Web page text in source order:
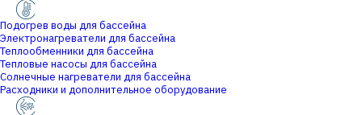
Подогрев воды для бассейна
Электронагреватели для бассейна
Теплообменники для бассейна
Тепловые насосы для бассейна
Солнечные нагреватели для бассейна
Расходники и дополнительное оборудование